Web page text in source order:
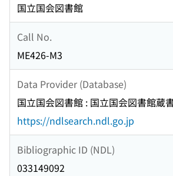
国立国会図書館
Call No.
ME426-M3
Data Provider (Database)
国立国会図書館 : 国立国会図書館蔵
https://ndlsearch.ndl.go.jp
Bibliographic ID (NDL)
033149092